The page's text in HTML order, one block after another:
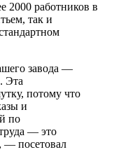
2000 работников в
так и
завода —
Эта
потому что
и
по
— это
— посетовал